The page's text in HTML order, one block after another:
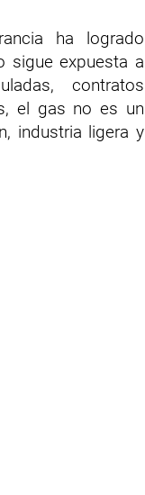
ha logrado
sigue expuesta a
contratos
el gas no es un
industria ligera y